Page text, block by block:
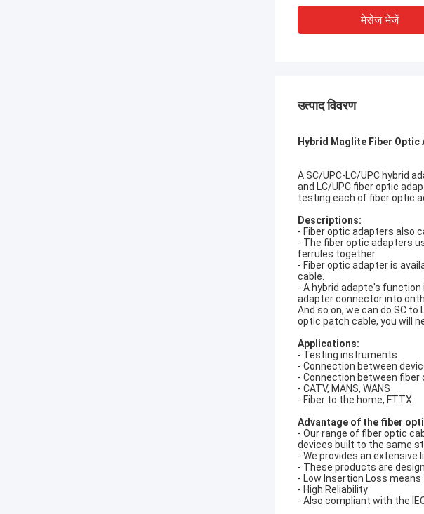
मेसेज भेजें
उत्पाद विवरण
Hybrid Maglite Fiber Optic
A SC/UPC-LC/UPC hybrid
and LC/UPC fiber optic
testing each of fiber optic
Descriptions:
- Fiber optic adapters also
- The fiber optic adapters
ferrules together.
- Fiber optic adapter is
cable.
- A hybrid adapte's
adapter connector into
And so on, we can do SC
optic patch cable, you will
Applications:
- Testing instruments
- Connection between
- Connection between
- CATV, MANS, WANS
- Fiber to the home, FTTX
Advantage of the fiber
- Our range of fiber optic
devices built to the same
- We provides an
- These products are
- Low Insertion Loss
- High Reliability
- Also compliant with the